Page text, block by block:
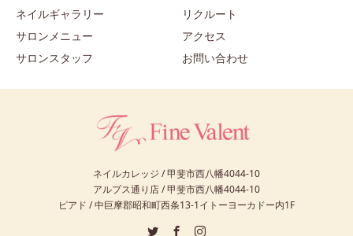
ネイルギャラリー
サロンメニュー
サロンスタッフ
リクルート
アクセス
お問い合わせ
ネイルカレッジ / 甲斐市西八幡4044-10
アルプス通り店 / 甲斐市西八幡4044-10
ピアド / 中巨摩郡昭和町西条13-1イトーヨーカドー内1F